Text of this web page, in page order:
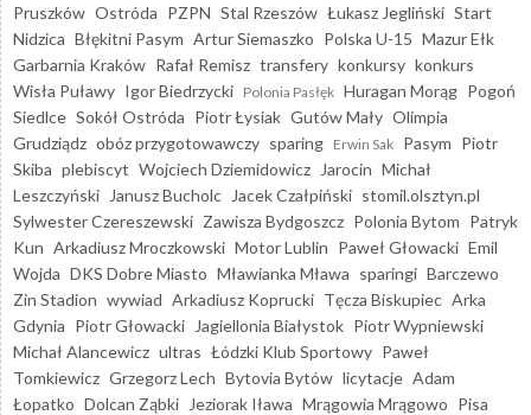
Pruszków Ostróda PZPN Stal Rzeszów Łukasz Jegliński Start
Nidzica Błękitni Pasym Artur Siemaszko Polska U-15 Mazur Ełk
Garbarnia Kraków Rafał Remisz transfery konkursy konkurs
Wisła Puławy Igor Biedrzycki Polonia Pasłęk Huragan Morąg Pogoń
Siedlce Sokół Ostróda Piotr Łysiak Gutów Mały Olimpia
Grudziądz obóz przygotowawczy sparing Erwin Sak Pasym Piotr
Skiba plebiscyt Wojciech Dziemidowicz Jarocin Michał
Leszczyński
Janusz Bucholc Jacek Czałpiński stomil.olsztyn.pl
Sylwester Czereszewski Zawisza Bydgoszcz Polonia Bytom Patryk
Kun Arkadiusz Mroczkowski Motor Lublin Paweł Głowacki Emil
Wojda DKS Dobre Miasto Mławianka Mława sparingi Barczewo
Zin Stadion wywiad Arkadiusz Koprucki Tęcza Biskupiec Arka
Gdynia Piotr Głowacki Jagiellonia Białystok Piotr Wypniewski
Michał Alancewicz ultras Łódzki Klub Sportowy Paweł
Tomkiewicz Grzegorz Lech Bytovia Bytów licytacje Adam
Łopatko Dolcan Ząbki Jeziorak Iława Mrągowia Mrągowo Pisa